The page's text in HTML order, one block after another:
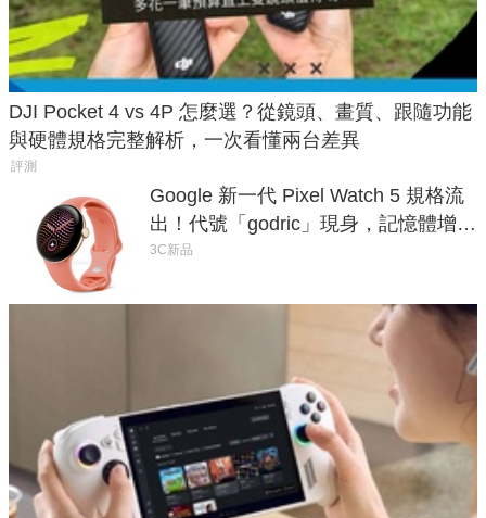
DJI Pocket 4 vs 4P 怎麼選？從鏡頭、畫質、跟隨功能
與硬體規格完整解析，一次看懂兩台差異
評測
Google 新一代 Pixel Watch 5 規格流
出！代號「godric」現身，記憶體增強
鎖定 AI 應用
3C新品